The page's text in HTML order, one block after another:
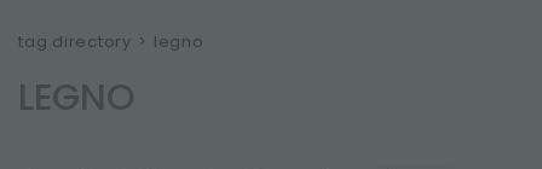
RISULTATI RICERCA:
tag directory > legno
LEGNO